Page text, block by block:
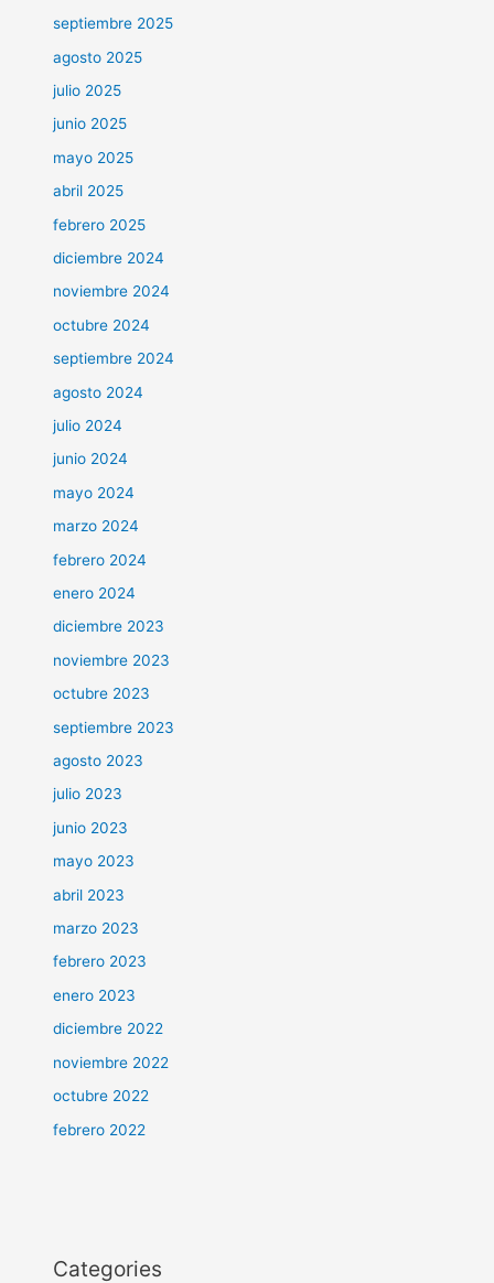
septiembre 2025
agosto 2025
julio 2025
junio 2025
mayo 2025
abril 2025
febrero 2025
diciembre 2024
noviembre 2024
octubre 2024
septiembre 2024
agosto 2024
julio 2024
junio 2024
mayo 2024
marzo 2024
febrero 2024
enero 2024
diciembre 2023
noviembre 2023
octubre 2023
septiembre 2023
agosto 2023
julio 2023
junio 2023
mayo 2023
abril 2023
marzo 2023
febrero 2023
enero 2023
diciembre 2022
noviembre 2022
octubre 2022
febrero 2022
Categories